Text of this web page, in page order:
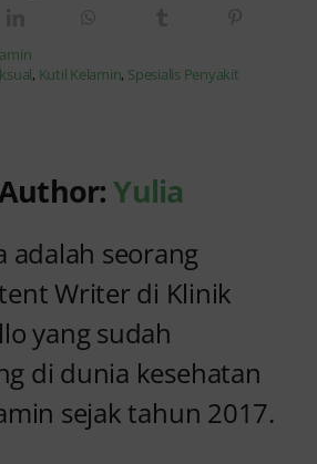
, Kutil Kelamin, Spesialis Penyakit
Yulia
adalah seorang
Writer di Klinik
yang sudah
di dunia kesehatan
sejak tahun 2017.